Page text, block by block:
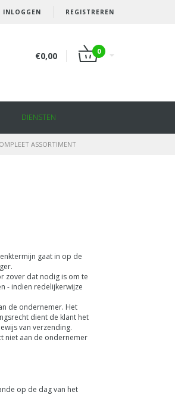
INLOGGEN REGISTREREN
€0,00 0
DIENSTEN
ASSORTIMENT
gaat in op de
zover dat nodig is om te
- indien redelijkerwijze
de ondernemer. Het
dient de klant het
van verzending.
niet aan de ondernemer
op de dag van het